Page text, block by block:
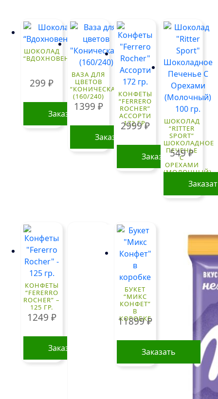
ШОКОЛАД
“ВДОХНОВЕНИЕ”
299₽
Заказать
ВАЗА ДЛЯ
ЦВЕТОВ
“КОНИЧЕСКАЯ”
(160/240)
1399 ₽
Заказать
КОНФЕТЫ
“FERRERO
ROCHER”
АССОРТИ
172 ГР.
2999₽
Заказать
ШОКОЛАД
“RITTER
SPORT”
ШОКОЛАДНОЕ
ПЕЧЕНЬЕ
С
ОРЕХАМИ
(МОЛОЧНЫЙ)
100 ГР.
549₽
КОНФЕТЫ
“FERERRO
ROCHER” –
125 ГР.
1249 ₽
Заказать
БУКЕТ
“МИКС
КОНФЕТ”
В
КОРОБКЕ
11899₽
Заказать